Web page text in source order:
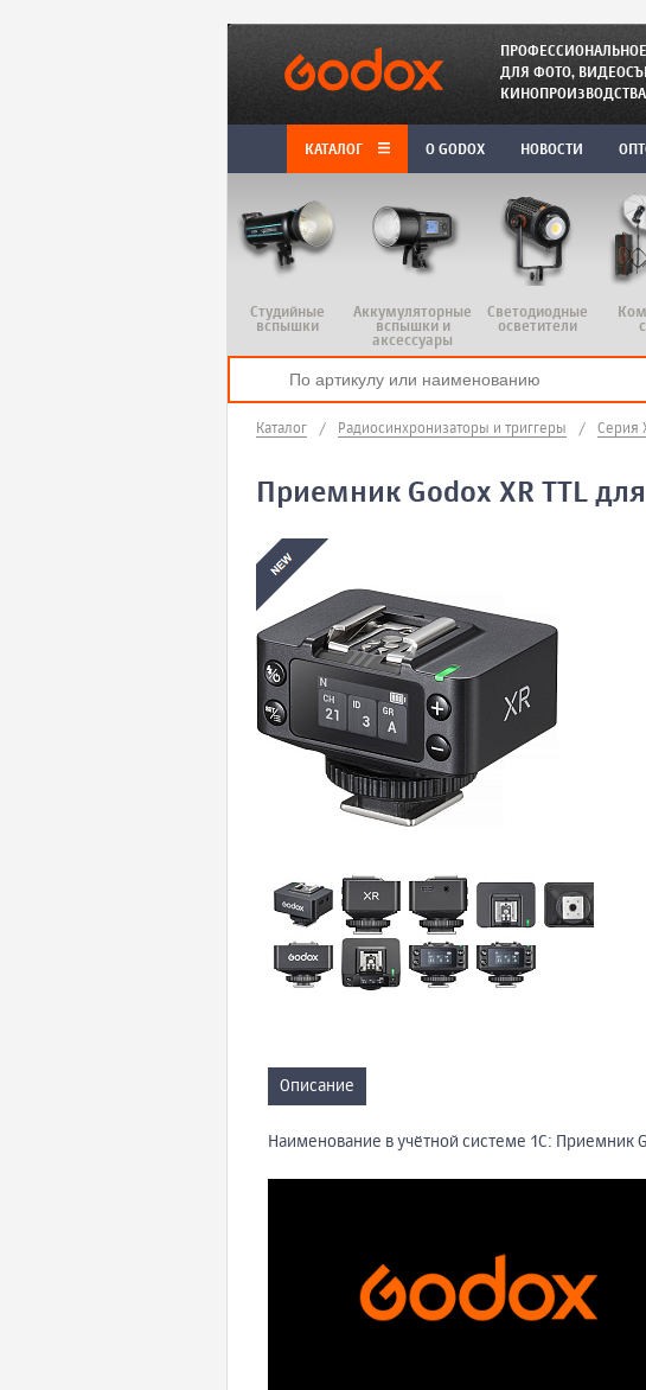
ДЛЯ ФОТО,
КАТАЛОГ O GODOX НОВОСТИ
Студийные
вспышки
Аккумуляторные
вспышки и
аксессуары
Светодиодные
осветители
Каталог / Радиосинхронизаторы и триггеры / Серия
Приемник Godox XR TTL
Описание
Наименование в учётной системе 1С: Приемник